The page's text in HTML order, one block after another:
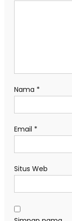
Nama *
Email *
Situs Web